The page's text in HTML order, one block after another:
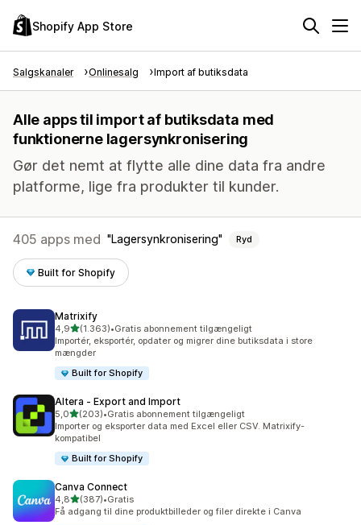
Shopify App Store
Salgskanaler Onlinesalg Import af butiksdata
Alle apps til import af butiksdata med
funktionerne lagersynkronisering
Gør det nemt at flytte alle dine data fra andre
platforme, lige fra produkter til kunder.
405 apps med Lagersynkronisering Ryd
Built for Shopify
Matrixify
4,9ud af 5 stjerner
(1.363)
1363 anmeldelser i alt
•Gratis abonnement tilgængeligt
Importér, eksportér, opdater og migrer dine butiksdata i store
mængder
Built for Shopify
Altera ‑ Export and Import
5,0ud af 5 stjerner
(203)
203 anmeldelser i alt
•Gratis abonnement tilgængeligt
Importer og eksporter data med Excel eller CSV. Matrixify-
kompatibel
Built for Shopify
Canva Connect
4,8ud af 5 stjerner
(387)
387 anmeldelser i alt
•Gratis
Få adgang til dine produktbilleder og filer direkte i Canva